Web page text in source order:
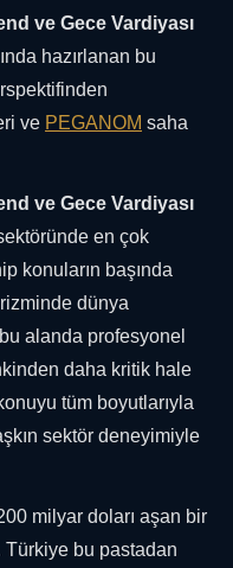
ve Gece Vardiyası
hazırlanan bu
ve PEGANOM saha
ve Gece Vardiyası
en çok
konuların başında
dünya
alanda profesyonel
daha kritik hale
tüm boyutlarıyla
sektör deneyimiyle
milyar doları aşan bir
Türkiye bu pastadan